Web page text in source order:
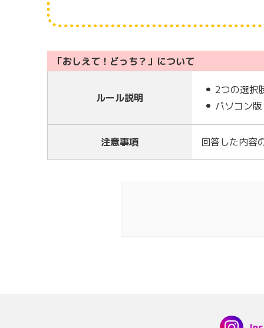
「おしえて！どっち？」について
ルール説明
2つの選択
パソコン
注意事項 回答した内容